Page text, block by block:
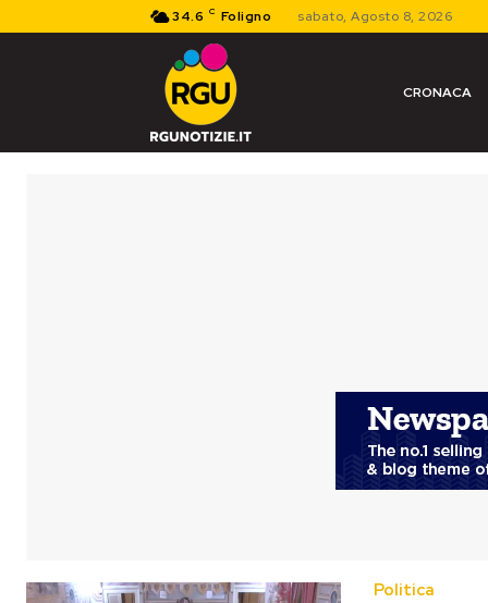
34.6 C Foligno sabato, Agosto 8, 2026
CRONACA
Politica